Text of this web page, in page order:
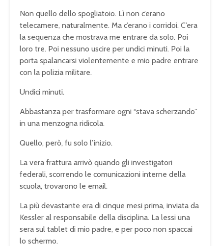
Non quello dello spogliatoio. Lì non c’erano
telecamere, naturalmente. Ma c’erano i corridoi. C’era
la sequenza che mostrava me entrare da solo. Poi
loro tre. Poi nessuno uscire per undici minuti. Poi la
porta spalancarsi violentemente e mio padre entrare
con la polizia militare.
Undici minuti.
Abbastanza per trasformare ogni “stava scherzando”
in una menzogna ridicola.
Quello, però, fu solo l’inizio.
La vera frattura arrivò quando gli investigatori
federali, scorrendo le comunicazioni interne della
scuola, trovarono le email.
La più devastante era di cinque mesi prima, inviata da
Kessler al responsabile della disciplina. La lessi una
sera sul tablet di mio padre, e per poco non spaccai
lo schermo.